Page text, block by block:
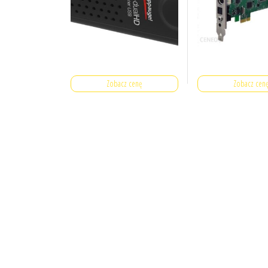
Zobacz cenę Zobacz